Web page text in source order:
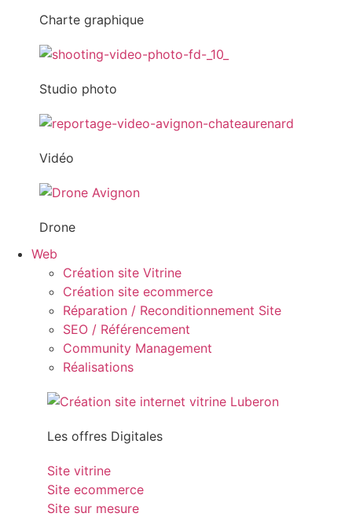
Charte graphique
Studio photo
Vidéo
Drone
Web
Création site Vitrine
Création site ecommerce
Réparation / Reconditionnement Site
SEO / Référencement
Community Management
Réalisations
Les offres Digitales
Site vitrine
Site ecommerce
Site sur mesure